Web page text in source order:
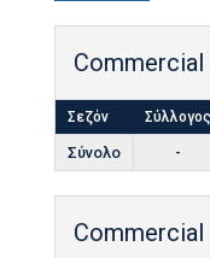
Commercial
Σεζόν Σύλλογος
Σύνολο -
Commercial